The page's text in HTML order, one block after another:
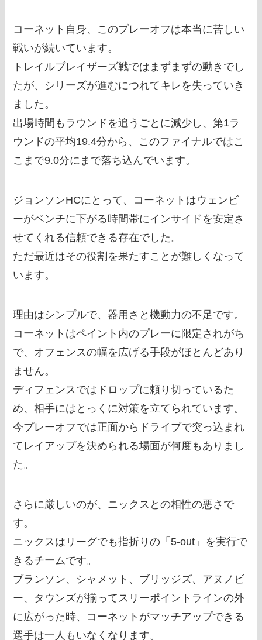
コーネット自身、このプレーオフは本当に苦しい
戦いが続いています。
トレイルブレイザーズ戦ではまずまずの動きでし
たが、シリーズが進むにつれてキレを失っていき
ました。
出場時間もラウンドを追うごとに減少し、第1ラ
ウンドの平均19.4分から、このファイナルではこ
こまで9.0分にまで落ち込んでいます。
ジョンソンHCにとって、コーネットはウェンビ
ーがベンチに下がる時間帯にインサイドを安定さ
せてくれる信頼できる存在でした。
ただ最近はその役割を果たすことが難しくなって
います。
理由はシンプルで、器用さと機動力の不足です。
コーネットはペイント内のプレーに限定されがち
で、オフェンスの幅を広げる手段がほとんどあり
ません。
ディフェンスではドロップに頼り切っているた
め、相手にはとっくに対策を立てられています。
今プレーオフでは正面からドライブで突っ込まれ
てレイアップを決められる場面が何度もありまし
た。
さらに厳しいのが、ニックスとの相性の悪さで
す。
ニックスはリーグでも指折りの「5-out」を実行で
きるチームです。
ブランソン、シャメット、ブリッジズ、アヌノビ
ー、タウンズが揃ってスリーポイントラインの外
に広がった時、コーネットがマッチアップできる
選手は一人もいなくなります。